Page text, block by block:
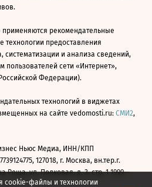
cookie-файлы и технологии
рекомендательные
предоставления
и анализа сведений,
пользователей сети «Интернет»,
Федерации).
технологий в виджетах
на сайте vedomosti.ru: СМИ2,
Ньюс Медиа, ИНН/КПП
127018, г. Москва, вн.тер.г.
Роща, ул. Полковая, д. 3, стр. 1 1999—